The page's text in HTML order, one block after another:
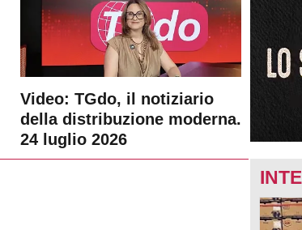
Video: TGdo, il notiziario
della distribuzione moderna.
24 luglio 2026